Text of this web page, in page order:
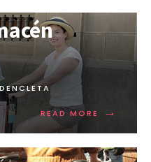
READ MORE →